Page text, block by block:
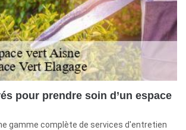
pour prendre soin d’un espace
gamme complète de services d'entretien